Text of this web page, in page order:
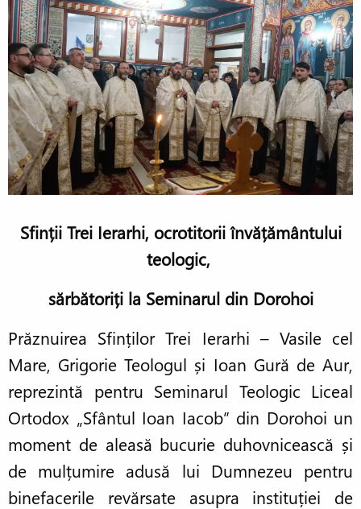
Sfinții Trei Ierarhi, ocrotitorii învățământului
teologic,
sărbătoriți la Seminarul din Dorohoi
Prăznuirea Sfinților Trei Ierarhi – Vasile cel
Mare, Grigorie Teologul și Ioan Gură de Aur,
reprezintă pentru Seminarul Teologic Liceal
Ortodox „Sfântul Ioan Iacob” din Dorohoi un
moment de aleasă bucurie duhovnicească și
de mulțumire adusă lui Dumnezeu pentru
binefacerile revărsate asupra instituției de